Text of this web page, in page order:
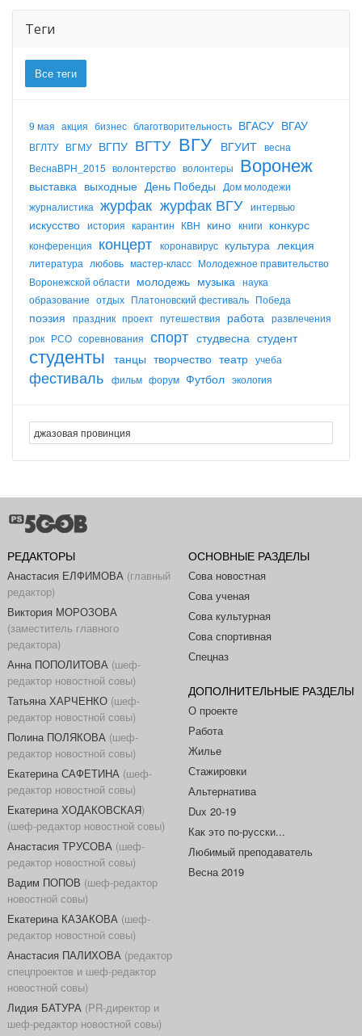
Теги
Все теги
9 мая акция бизнес благотворительность ВГАСУ ВГАУ
ВГЛТУ ВГМУ ВГПУ ВГТУ ВГУ ВГУИТ весна
ВеснаВРН_2015 волонтерство волонтеры Воронеж
выставка выходные День Победы
Дом молодежи
журналистика журфак журфак ВГУ интервью
искусство история карантин КВН кино книги конкурс
конференция концерт коронавирус культура лекция
литература любовь мастер-класс Молодежное правительство
Воронежской области молодежь музыка наука
образование отдых Платоновский фестиваль Победа
поэзия праздник проект путешествия работа развлечения
рок РСО соревнования спорт студвесна студент
студенты танцы творчество театр учеба
фестиваль фильм форум Футбол экология
РЕДАКТОРЫ
Анастасия ЕЛФИМОВА (главный
редактор)
Виктория МОРОЗОВА
(заместитель главного
редактора)
Анна ПОПОЛИТОВА (шеф-
редактор новостной совы)
Татьяна ХАРЧЕНКО(шеф-
редактор новостной совы)
Полина ПОЛЯКОВА (шеф-
редактор новостной совы)
Екатерина САФЕТИНА (шеф-
редактор новостной совы)
Екатерина ХОДАКОВСКАЯ)
(шеф-редактор новостной совы)
Анастасия ТРУСОВА (шеф-
редактор новостной совы)
Вадим ПОПОВ (шеф-редактор
новостной совы)
Екатерина КАЗАКОВА (шеф-
редактор новостной совы)
Анастасия ПАЛИХОВА (редактор
спецпроектов и шеф-редактор
новостной совы)
Лидия БАТУРА (PR-директор и
шеф-редактор новостной совы)
ОСНОВНЫЕ РАЗДЕЛЫ
Сова новостная
Сова ученая
Сова культурная
Сова спортивная
Спецназ
ДОПОЛНИТЕЛЬНЫЕ РАЗДЕЛЫ
О проекте
Работа
Жилье
Стажировки
Альтернатива
Dux 20-19
Как это по-русски...
Любимый преподаватель
Весна 2019